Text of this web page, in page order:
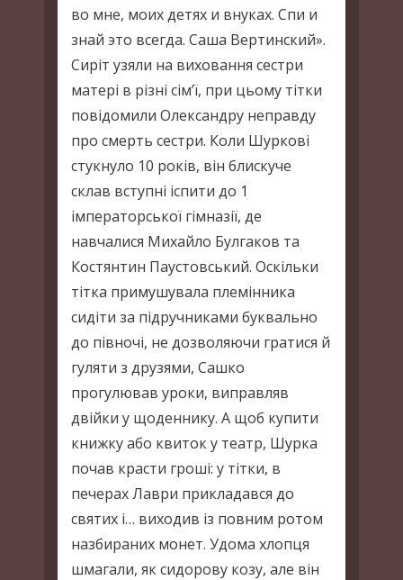
во мне, моих детях и внуках. Спи и
знай это всегда. Саша Вертинский».
Сиріт узяли на виховання сестри
матері в різні сім’ї, при цьому тітки
повідомили Олександру неправду
про смерть сестри. Коли Шуркові
стукнуло 10 років, він блискуче
склав вступні іспити до 1
імператорської гімназії, де
навчалися Михайло Булгаков та
Костянтин Паустовський. Оскільки
тітка примушувала племінника
сидіти за підручниками буквально
до півночі, не дозволяючи гратися й
гуляти з друзями, Сашко
прогулював уроки, виправляв
двійки у щоденнику. А щоб купити
книжку або квиток у театр, Шурка
почав красти гроші: у тітки, в
печерах Лаври прикладався до
святих і… виходив із повним ротом
назбираних монет. Удома хлопця
шмагали, як сидорову козу, але він